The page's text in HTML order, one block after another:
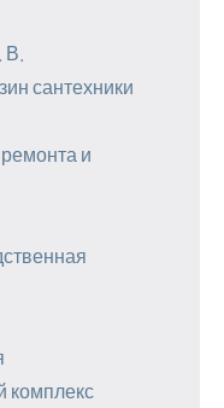
сантехники
и
комплекс